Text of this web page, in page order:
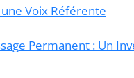
Voix Référente
Permanent : Un